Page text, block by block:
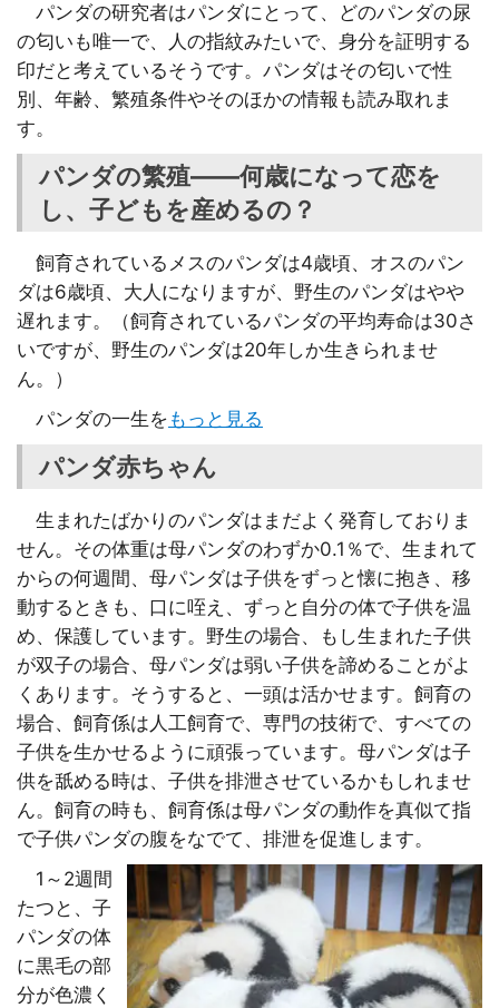
パンダの研究者はパンダにとって、どのパンダの尿
の匂いも唯一で、人の指紋みたいで、身分を証明する
印だと考えているそうです。パンダはその匂いで性
別、年齢、繁殖条件やそのほかの情報も読み取れま
す。
パンダの繁殖――何歳になって恋を
し、子どもを産めるの？
飼育されているメスのパンダは4歳頃、オスのパン
ダは6歳頃、大人になりますが、野生のパンダはやや
遅れます。（飼育されているパンダの平均寿命は30さ
いですが、野生のパンダは20年しか生きられませ
ん。）
パンダの一生を もっと見る
パンダ赤ちゃん
生まれたばかりのパンダはまだよく発育しておりま
せん。その体重は母パンダのわずか0.1％で、生まれて
からの何週間、母パンダは子供をずっと懐に抱き、移
動するときも、口に咥え、ずっと自分の体で子供を温
め、保護しています。野生の場合、もし生まれた子供
が双子の場合、母パンダは弱い子供を諦めることがよ
くあります。そうすると、一頭は活かせます。飼育の
場合、飼育係は人工飼育で、専門の技術で、すべての
子供を生かせるように頑張っています。母パンダは子
供を舐める時は、子供を排泄させているかもしれませ
ん。飼育の時も、飼育係は母パンダの動作を真似て指
で子供パンダの腹をなでて、排泄を促進します。
1～2週間
たつと、子
パンダの体
に黒毛の部
分が色濃く